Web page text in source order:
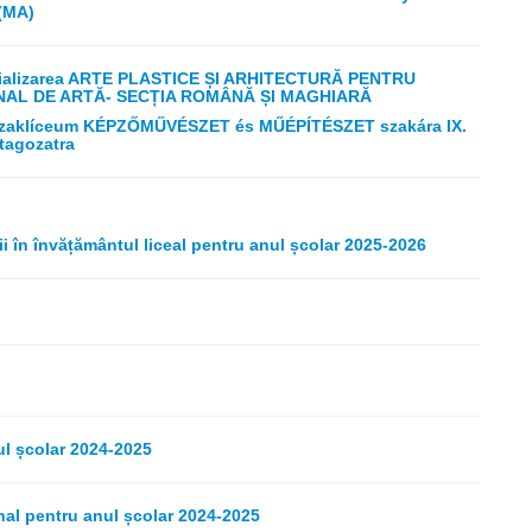
ARTE PLASTICE ȘI ARHITECTURĂ PENTRU
DE ARTĂ- SECȚIA ROMÂNĂ ȘI MAGHIARĂ
KÉPZŐMŰVÉSZET és MŰÉPÍTÉSZET szakára IX.
în învățământul liceal pentru anul școlar 2025-2026
școlar 2024-2025
pentru anul școlar 2024-2025